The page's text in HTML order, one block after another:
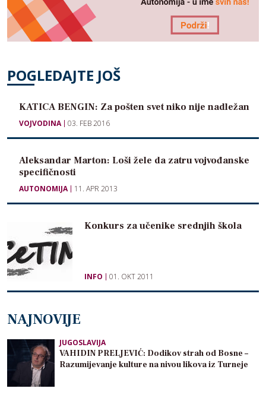
POGLEDAJTE JOŠ
KATICA BENGIN: Za pošten svet niko nije nadležan
VOJVODINA 03. FEB 2016
Aleksandar Marton: Loši žele da zatru vojvođanske
specifičnosti
AUTONOMIJA 11. APR 2013
Konkurs za učenike srednjih škola
INFO 01. OKT 2011
NAJNOVIJE
JUGOSLAVIJA
VAHIDIN PRELJEVIĆ: Dodikov strah od Bosne –
Razumijevanje kulture na nivou likova iz Turneje